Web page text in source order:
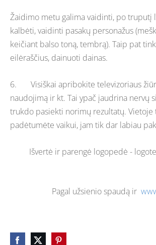
Žaidimo metu galima vaidinti, po truputį
kalbėti, vaidinti pasakų personažus
keičiant balso toną, tembrą). Taip pat
eilėraščius, dainuoti dainas.
6. Visiškai apribokite televizoriaus
naudojimą ir kt. Tai ypač įaudrina nervų
trukdo pasiekti norimų rezultatų. Vietoje
padėtumėte vaikui, jam tik dar labiau
Išvertė ir parengė logopedė -
Pagal užsienio spaudą ir